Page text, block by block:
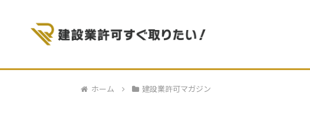
ホーム 建設業許可マガジン